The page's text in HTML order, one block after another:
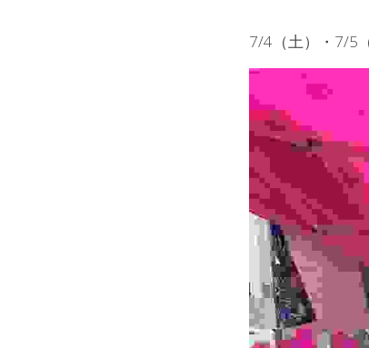
7/4（土）・7/5